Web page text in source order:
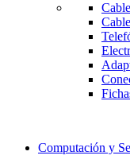
Computación y